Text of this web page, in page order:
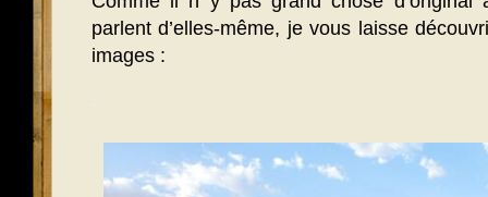
parlent d’elles-même, je vous laisse
images :
.